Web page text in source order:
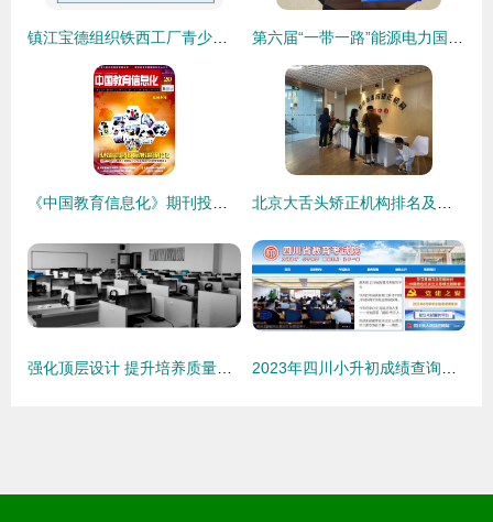
镇江宝德组织铁西工厂青少年质量教育公开课 宝马车间的启蒙课堂 第六届“一带一路”能源电力国际高级研修班在北航开班，聚焦现代循环-能源数字化培育国际人才
《中国教育信息化》期刊投稿全面指南 编辑部邮箱、地址、版面费与代发表解析 北京大舌头矫正机构排名及专业服务解析
强化顶层设计 提升培养质量——国家职业教育指导咨询委员会正式成立 2023年四川小升初成绩查询指南 时间、入口与教育信息咨询